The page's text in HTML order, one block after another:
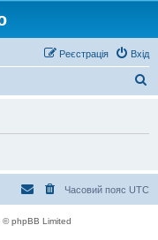
Вхід
Реєстрація
Часовий пояс UTC
© phpBB Limited